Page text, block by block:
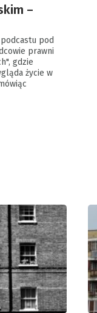
–
pod
prawni
gdzie
życie w